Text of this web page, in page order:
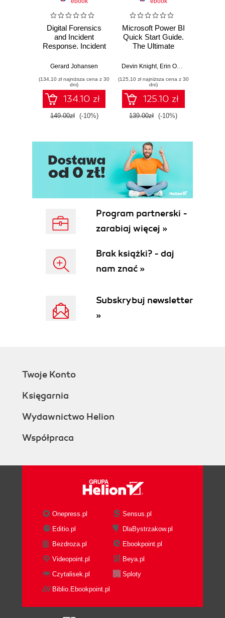
Digital Forensics
and Incident
Response. Incident
and techniques for
threat response -
Fourth Edition
Gerard Johansen
(134,10 zł najniższa cena z 30
dni)
134.10 zł
149.00zł (-10%)
Microsoft Power BI
Quick Start Guide.
The Ultimate
to Power BI, Data
Tools, and
Microsoft Fabric -
Fourth Edition
Devin Knight, Erin Ostrowsky
(125,10 zł najniższa cena z 30
dni)
125.10 zł
139.00zł (-10%)
Program partnerski -
zarabiaj więcej »
Brak książki? - daj
nam znać »
Subskrybuj newsletter
»
Twoje Konto
Księgarnia
Wydawnictwo Helion
Współpraca
Onepress.pl
Sensus.pl
Editio.pl
DlaBystrzakow.pl
Bezdroza.pl
Ebookpoint.pl
Videopoint.pl
Beya.pl
Czytalisek.pl
Sploty
Biblio.Ebookpoint.pl